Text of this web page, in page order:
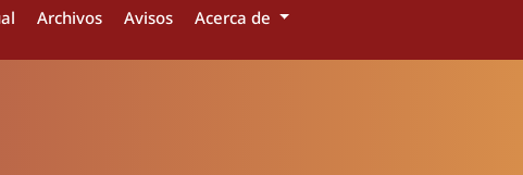
Archivos Avisos Acerca de